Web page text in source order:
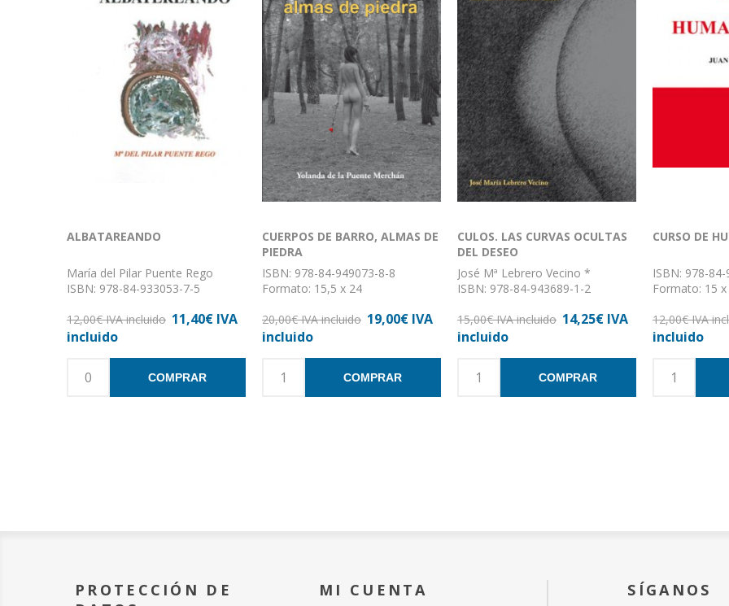
ALBATAREANDO
María del Pilar Puente Rego
ISBN: 978-84-933053-7-5
Nº de páginas: 112
Encuadernación: Tapa dura
12,00€ IVA incluido 11,40€ IVA
incluido
COMPRAR
CUERPOS DE BARRO, ALMAS DE
PIEDRA
ISBN: 978-84-949073-8-8
Formato: 15,5 x 24
Encuadernación: Rústica
20,00€ IVA incluido 19,00€ IVA
incluido
COMPRAR
CULOS. LAS CURVAS OCULTAS
DEL DESEO
José Mª Lebrero Vecino *
ISBN: 978-84-943689-1-2
Nº de páginas: 152
Encuadernación: Rústica con
15,00€ IVA incluido 14,25€ IVA
incluido
COMPRAR
CURSO DE
ISBN: 978-
Formato: 15
solapas
12,00€ IVA
incluido
PROTECCIÓN DE
MI CUENTA SÍGANOS